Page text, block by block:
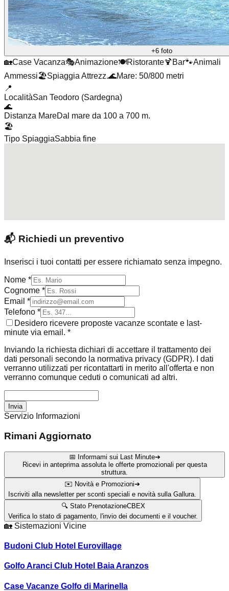
+6 foto
🏡Case Vacanza🎭Animazione🍽️Ristorante🍹 Bar🐾Animali
Ammessi🏖️Spiaggia Attrezz.🌊Mare: 50/800 metri
📍
LocalitàSan Teodoro (Sardegna)
🌊
Distanza MareDal mare da 100 a 700 m.
🏖️
Tipo SpiaggiaSabbia fine
📬 Richiedi un preventivo
Inserisci i tuoi contatti per essere richiamato senza impegno.
Nome *
Cognome *
Email *
Telefono *
Desidero ricevere proposte vacanze scontate e last-
minute via email. *
Inviando la richiesta dichiari di accettare il trattamento dei
dati personali secondo la normativa privacy (GDPR). I dati
verranno utilizzati per ricontattarti in merito all'offerta e non
verranno comunque ceduti o comunicati ad altri.
Invia
Servizio Informazioni
Rimani Aggiornato
📅 Informami sui Last Minute➔
Ricevi in anteprima assoluta le offerte promozionali per questa
struttura.
✉️ Novità e Promozioni➔
Iscriviti alla newsletter per sconti speciali e novità sulla Gallura.
🔍 Stato PrenotazioneCBEX
Verifica lo stato di pagamento, l'invio dei documenti e il voucher.
🏡 Sistemazioni Vicine
Budoni Club Hotel Eurovillage
Golfo Aranci Club Hotel Baia Aranzos
Case Vacanze Golfo di Marinella